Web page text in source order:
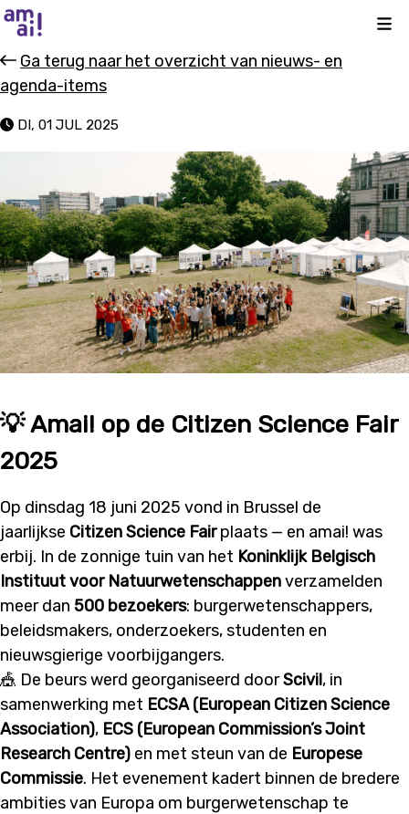
Ga terug naar het overzicht van nieuws- en
agenda-items
DI, 01 JUL 2025
💡 Amai! op de Citizen Science Fair
2025
Op dinsdag 18 juni 2025 vond in Brussel de
jaarlijkse Citizen Science Fairplaats — en amai! was
erbij. In de zonnige tuin van het Koninklijk Belgisch
Instituut voor Natuurwetenschappenverzamelden
meer dan 500 bezoekers: burgerwetenschappers,
beleidsmakers, onderzoekers, studenten en
nieuwsgierige voorbijgangers.
🎪 De beurs werd georganiseerd doorScivil, in
samenwerking met ECSA (European Citizen Science
Association), ECS (European Commission’s Joint
Research Centre) en met steun van de Europese
Commissie. Het evenement kadert binnen de bredere
ambities van Europa om burgerwetenschap te